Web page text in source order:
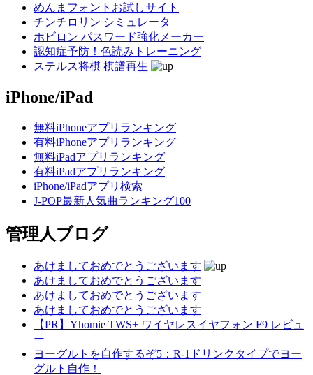
めんまフォントお試しサイト
チンチロリン シミュレータ
ホビロン パスワード強化メーカー
認知症予防！色読みトレーニング
ステルス将棋 棋譜再生
iPhone/iPad
無料iPhoneアプリランキング
有料iPhoneアプリランキング
無料iPadアプリランキング
有料iPadアプリランキング
iPhone/iPadアプリ検索
J-POP最新人気曲ランキング100
管理人ブログ
あけましておめでとうございます
あけましておめでとうございます
あけましておめでとうございます
あけましておめでとうございます
【PR】Yhomie TWS+ ワイヤレスイヤフォン F9 レビュ
ー
ヨーグルトを自作するぞ5：R-1ドリンクタイプでヨー
グルト自作！